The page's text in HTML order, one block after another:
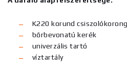
K220 korund
bőrbevonatú kerék
univerzális tartó
víztartály